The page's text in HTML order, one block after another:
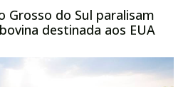
Grosso do Sul paralisam
destinada aos EUA